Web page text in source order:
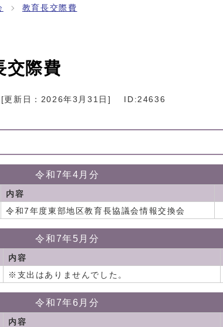
教育長交際費
交際費
[更新日： 2026年3月31日 ] ID:24636
令和7年4月分
内容
令和7年度東部地区教育長協議会情報交換会
令和7年5月分
内容
※支出はありませんでした。
令和7年6月分
内容